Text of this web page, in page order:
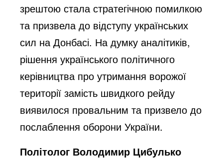
зрештою стала стратегічною помилкою
та призвела до відступу українських
сил на Донбасі. На думку аналітиків,
рішення українського політичного
керівництва про утримання ворожої
території замість швидкого рейду
виявилося провальним та призвело до
послаблення оборони України.
Політолог Володимир Цибулько